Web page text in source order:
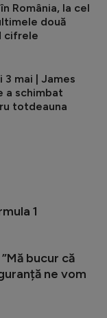
România, la cel
două
cifrele
mai | James
a schimbat
totdeauna
1
bucur că
ne vom